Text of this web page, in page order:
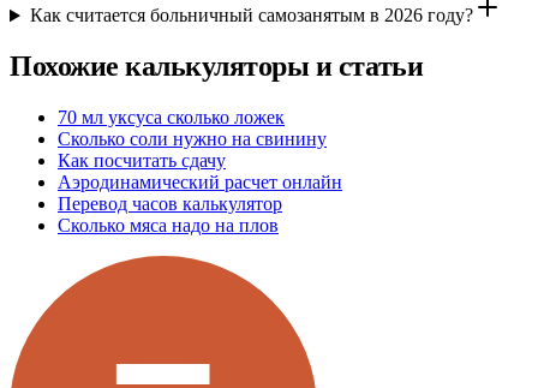
Как считается больничный самозанятым в 2026 году?
Похожие калькуляторы и статьи
70 мл уксуса сколько ложек
Сколько соли нужно на свинину
Как посчитать сдачу
Аэродинамический расчет онлайн
Перевод часов калькулятор
Сколько мяса надо на плов